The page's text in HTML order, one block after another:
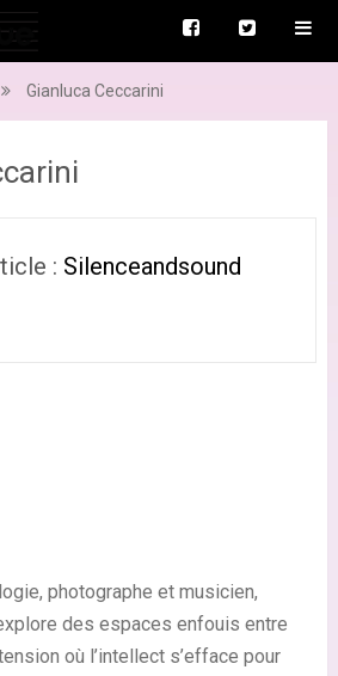
Gianluca Ceccarini
: Silenceandsound
photographe et musicien,
des espaces enfouis entre
où l’intellect s’efface pour